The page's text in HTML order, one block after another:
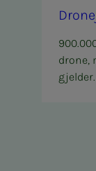
drone,
gjelder.